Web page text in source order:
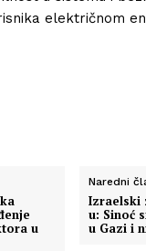
električnom
u
Naredni
Izraelski
u: Sinoć
u Gazi i